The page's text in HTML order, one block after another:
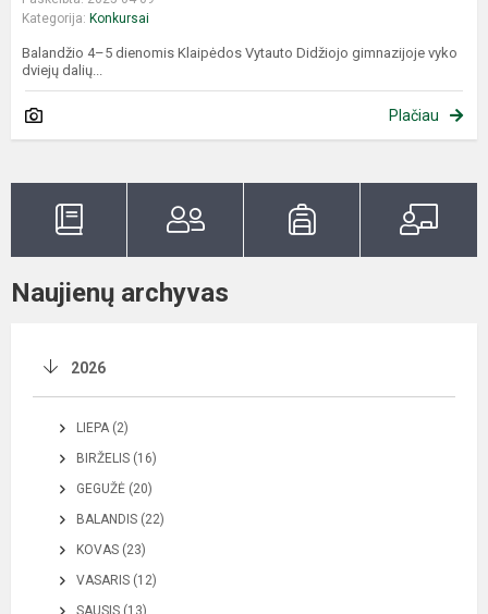
Kategorija: Konkursai
Balandžio 4–5 dienomis Klaipėdos Vytauto Didžiojo gimnazijoje vyko
dviejų dalių...
Plačiau
Naujienų archyvas
2026
LIEPA (2)
BIRŽELIS (16)
GEGUŽĖ (20)
BALANDIS (22)
KOVAS (23)
VASARIS (12)
SAUSIS (13)